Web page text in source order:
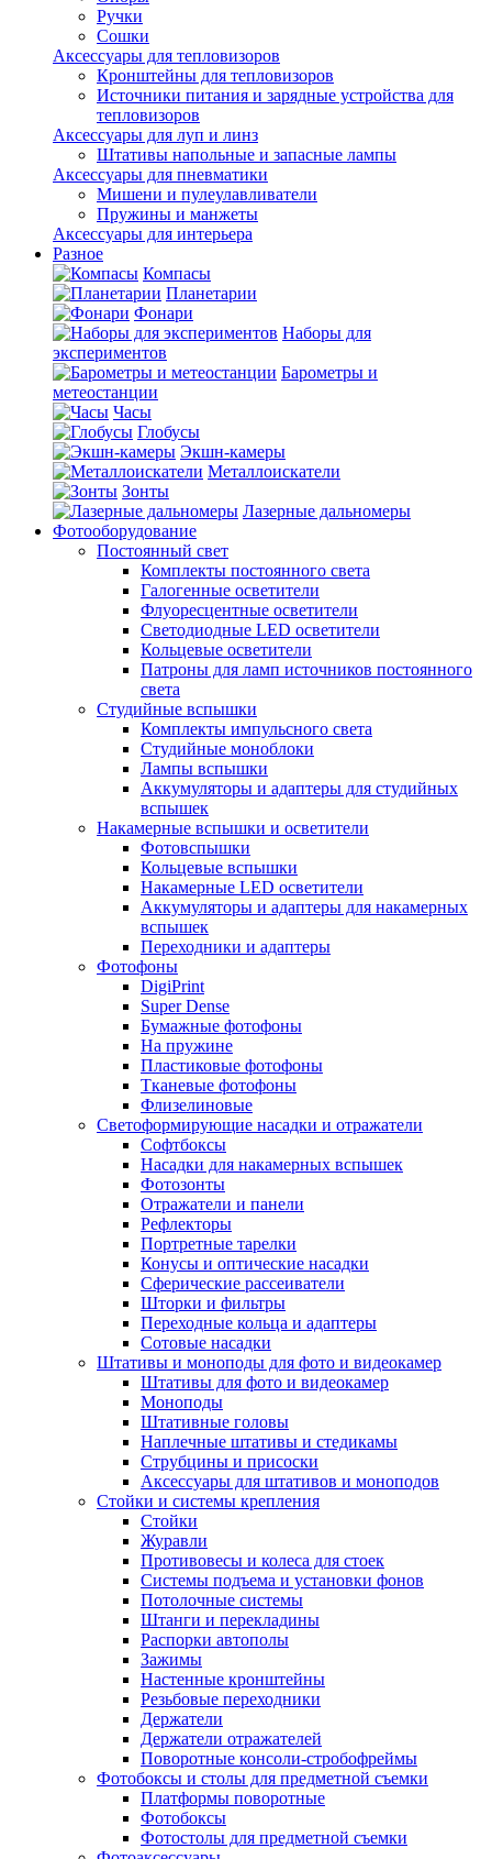
Ручки
Сошки
Аксессуары для тепловизоров
Кронштейны для тепловизоров
Источники питания и зарядные устройства для
тепловизоров
Аксессуары для луп и линз
Штативы напольные и запасные лампы
Аксессуары для пневматики
Мишени и пулеулавливатели
Пружины и манжеты
Аксессуары для интерьера
Разное
Компасы
Планетарии
Фонари
Наборы для
экспериментов
Барометры и
метеостанции
Часы
Глобусы
Экшн-камеры
Металлоискатели
Зонты
Лазерные дальномеры
Фотооборудование
Постоянный свет
Комплекты постоянного света
Галогенные осветители
Флуоресцентные осветители
Светодиодные LED осветители
Кольцевые осветители
Патроны для ламп источников постоянного
света
Студийные вспышки
Комплекты импульсного света
Студийные моноблоки
Лампы вспышки
Аккумуляторы и адаптеры для студийных
вспышек
Накамерные вспышки и осветители
Фотовспышки
Кольцевые вспышки
Накамерные LED осветители
Аккумуляторы и адаптеры для накамерных
вспышек
Переходники и адаптеры
Фотофоны
DigiPrint
Super Dense
Бумажные фотофоны
На пружине
Пластиковые фотофоны
Тканевые фотофоны
Флизелиновые
Светоформирующие насадки и отражатели
Софтбоксы
Насадки для накамерных вспышек
Фотозонты
Отражатели и панели
Рефлекторы
Портретные тарелки
Конусы и оптические насадки
Сферические рассеиватели
Шторки и фильтры
Переходные кольца и адаптеры
Сотовые насадки
Штативы и моноподы для фото и видеокамер
Штативы для фото и видеокамер
Моноподы
Штативные головы
Наплечные штативы и стедикамы
Струбцины и присоски
Аксессуары для штативов и моноподов
Стойки и системы крепления
Стойки
Журавли
Противовесы и колеса для стоек
Системы подъема и установки фонов
Потолочные системы
Штанги и перекладины
Распорки автополы
Зажимы
Настенные кронштейны
Резьбовые переходники
Держатели
Держатели отражателей
Поворотные консоли-стробофреймы
Фотобоксы и столы для предметной съемки
Платформы поворотные
Фотобоксы
Фотостолы для предметной съемки